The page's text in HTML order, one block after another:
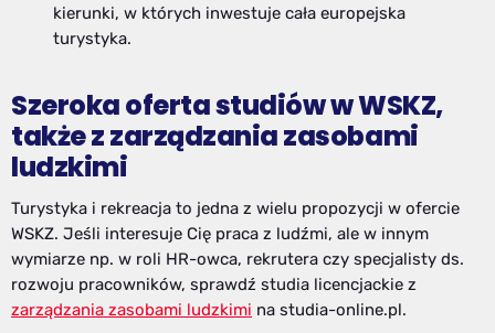
kierunki, w których inwestuje cała europejska
turystyka.
Szeroka oferta studiów w WSKZ,
także z zarządzania zasobami
ludzkimi
Turystyka i rekreacja to jedna z wielu propozycji w ofercie
WSKZ. Jeśli interesuje Cię praca z ludźmi, ale w innym
wymiarze np. w roli HR-owca, rekrutera czy specjalisty ds.
rozwoju pracowników, sprawdź studia licencjackie z
zarządzania zasobami ludzkimi na studia-online.pl.